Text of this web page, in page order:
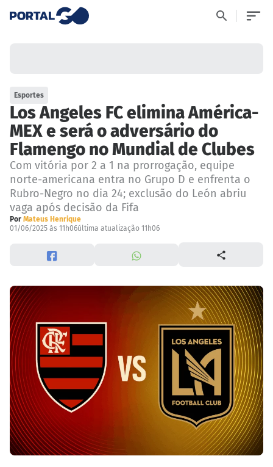
Esportes
Los Angeles FC elimina América-
MEX e será o adversário do
Flamengo no Mundial de Clubes
Com vitória por 2 a 1 na prorrogação, equipe
norte-americana entra no Grupo D e enfrenta o
Rubro-Negro no dia 24; exclusão do León abriu
vaga após decisão da Fifa
Por Mateus Henrique
01/06/2025 às 11h06última atualização 11h06